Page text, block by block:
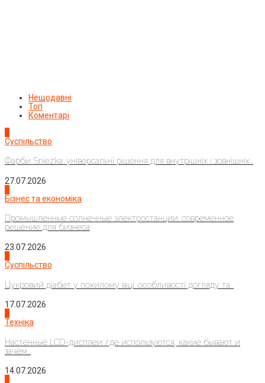
Нещодавні
Топ
Коментарі
Суспільство
Фарби Sniezka: універсальні рішення для внутрішніх і зовнішніх...
27.07.2026
Бізнес та економіка
Промышленные солнечные электростанции: современное
решение для бизнеса
23.07.2026
Суспільство
Цукровий діабет у похилому віці: особливості догляду та...
17.07.2026
Техніка
Настенные LCD-дисплеи: где используются, какие бывают и
зачем...
14.07.2026